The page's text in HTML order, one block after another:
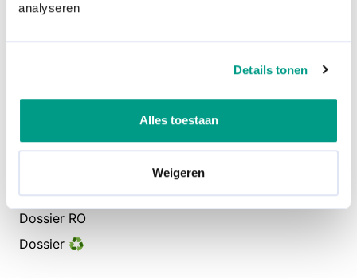
analyseren
Details tonen
Alles toestaan
Weigeren
Pers
Dossier water
Dossier RO
Dossier ♻️